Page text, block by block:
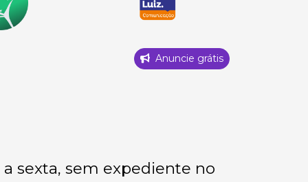
Anuncie grátis
sexta, sem expediente no